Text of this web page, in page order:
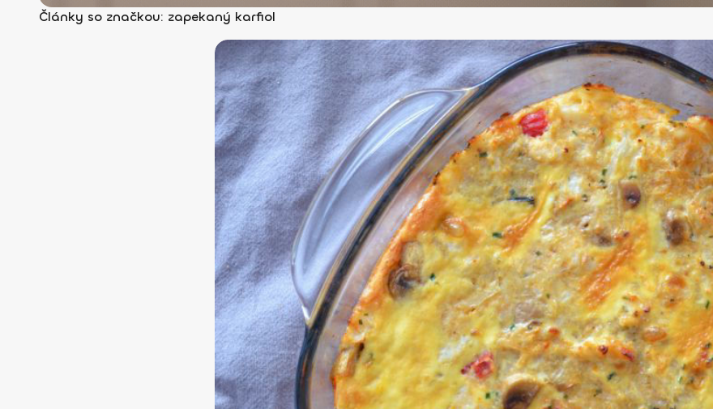
Články so značkou: zapekaný karfiol